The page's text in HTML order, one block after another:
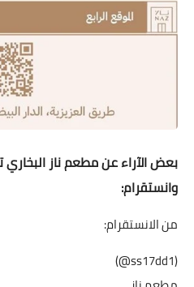
بعض الآراء عن مطعم ناز
وانستقرام:
من الانستقرام:
(ss17dd1@)